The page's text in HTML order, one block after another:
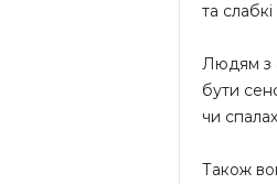
та
Людям з
бути
чи
Також